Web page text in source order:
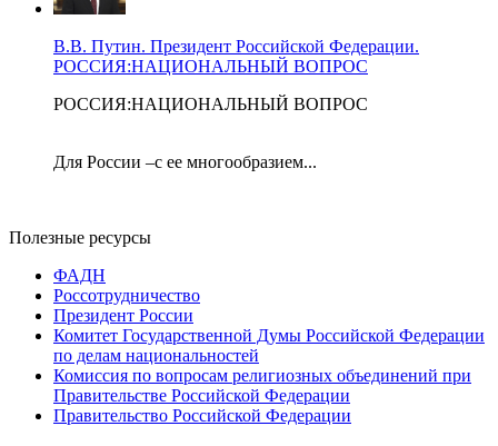
В.В. Путин. Президент Российской Федерации.
РОССИЯ:НАЦИОНАЛЬНЫЙ ВОПРОС
РОССИЯ:НАЦИОНАЛЬНЫЙ ВОПРОС
Для России –с ее многообразием...
Полезные ресурсы
ФАДН
Россотрудничество
Президент России
Комитет Государственной Думы Российской Федерации
по делам национальностей
Комиссия по вопросам религиозных объединений при
Правительстве Российской Федерации
Правительство Российской Федерации